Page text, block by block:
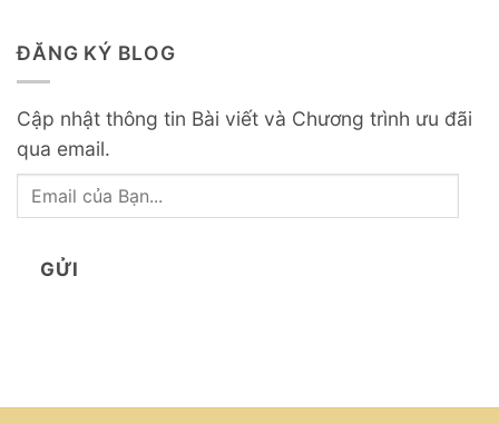
ĐĂNG KÝ BLOG
Cập nhật thông tin Bài viết và Chương trình ưu đãi
qua email.
Email
của
GỬI